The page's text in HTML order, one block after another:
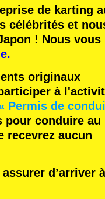
de karting
célébrités et
! Nous vous
originaux
à
Permis de
pour conduire au
recevrez aucun
d’arriver à